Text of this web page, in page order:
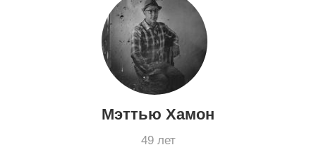
Мэттью Хамон
49 лет